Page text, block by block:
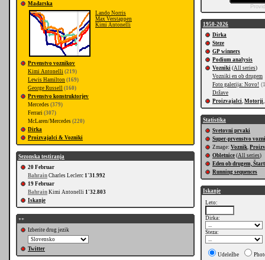
Mađarska
Lando Norris
Max Verstappen
Kimi Antonelli
Prvenstvo voznikov
Kimi Antonelli (219)
Lewis Hamilton (169)
George Russell (160)
Prvenstvo konstruktorjev
Mercedes (379)
Ferrari (307)
McLaren/Mercedes (220)
Dirka
Proizvajalci & Vozniki
Sezonska testiranja
20 Februar
Bahrain Charles Leclerc 1'31.992
19 Februar
Bahrain Kimi Antonelli 1'32.803
Iskanje
++
Izberite drug jezik
Twitter
1950-2026
Dirka
Steze
GP winners
Podium analysis
Vozniki (All series)
Vozniki en ob drugem
Foto galerija: Novo!
Države
Proizvajalci, Motorji,
Statistika
Svetovni prvaki
Super-prvenstvo
Zmage: Voznik,
Obletnice (All series)
Eden ob drugem,
Running sequences
Iskanje
Leto:
Dirka:
Steza:
Udeležbe